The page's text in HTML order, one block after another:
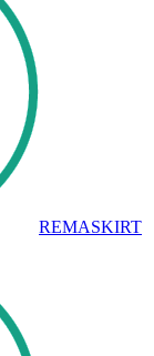
REMASKIRT